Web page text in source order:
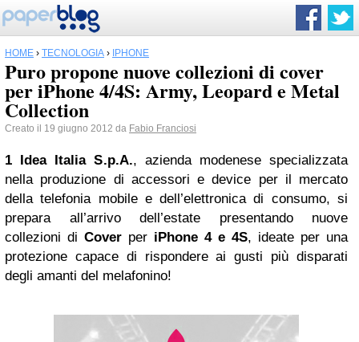
HOME › TECNOLOGIA › IPHONE
Puro propone nuove collezioni di cover
per iPhone 4/4S: Army, Leopard e Metal
Collection
Creato il 19 giugno 2012 da Fabio Franciosi
1 Idea Italia S.p.A., azienda modenese specializzata
nella produzione di accessori e device per il mercato
della telefonia mobile e dell’elettronica di consumo, si
prepara all’arrivo dell’estate presentando nuove
collezioni di Cover per iPhone 4 e 4S, ideate per una
protezione capace di rispondere ai gusti più disparati
degli amanti del melafonino!